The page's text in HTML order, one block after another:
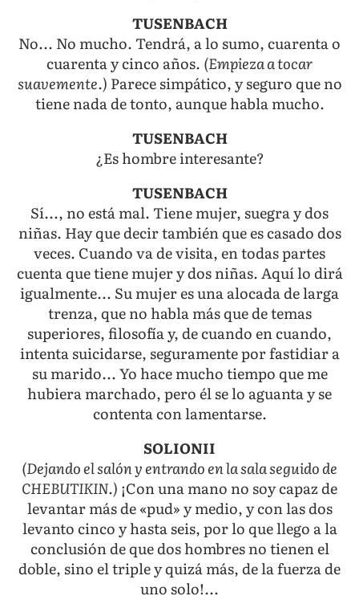
TUSENBACH
No... No mucho. Tendrá, a lo sumo, cuarenta o
cuarenta y cinco años. (Empieza a tocar
suavemente.) Parece simpático, y seguro que no
tiene nada de tonto, aunque habla mucho.
TUSENBACH
¿Es hombre interesante?
TUSENBACH
Sí..., no está mal. Tiene mujer, suegra y dos
niñas. Hay que decir también que es casado dos
veces. Cuando va de visita, en todas partes
cuenta que tiene mujer y dos niñas. Aquí lo dirá
igualmente... Su mujer es una alocada de larga
trenza, que no habla más que de temas
superiores, filosofía y, de cuando en cuando,
intenta suicidarse, seguramente por fastidiar a
su marido... Yo hace mucho tiempo que me
hubiera marchado, pero él se lo aguanta y se
contenta con lamentarse.
SOLIONII
(Dejando el salón y entrando en la sala seguido de
CHEBUTIKIN.) ¡Con una mano no soy capaz de
levantar más de «pud» y medio, y con las dos
levanto cinco y hasta seis, por lo que llego a la
conclusión de que dos hombres no tienen el
doble, sino el triple y quizá más, de la fuerza de
uno solo!...